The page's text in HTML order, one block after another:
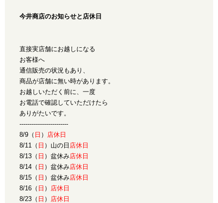
今井商店のお知らせと店休日
直接実店舗にお越しになる
お客様へ
通信販売の状況もあり、
商品が店舗に無い時があります。
お越しいただく前に、一度
お電話で確認していただけたら
ありがたいです。
-------------------------
8/9（ 日 ）
店休日
8/11（ 日 ）山の日 店休日
8/13（ 日 ）盆休み店休日
8/14（ 日 ）盆休み店休日
8/15（ 日 ）盆休み店休日
8/16（ 日 ）
店休日
8/23（ 日 ）
店休日